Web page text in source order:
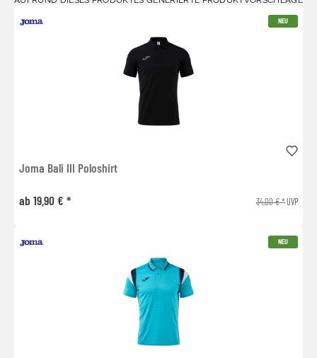
NEU
Joma Bali III Poloshirt
ab 19,90 € * 34,00 € *UVP
NEU